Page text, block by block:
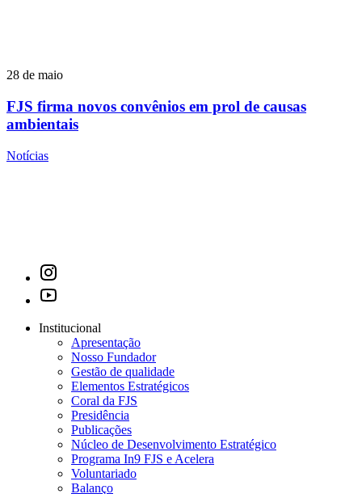
28 de maio
FJS firma novos convênios em prol de causas
ambientais
Notícias
Institucional
Apresentação
Nosso Fundador
Gestão de qualidade
Elementos Estratégicos
Coral da FJS
Presidência
Publicações
Núcleo de Desenvolvimento Estratégico
Programa In9 FJS e Acelera
Voluntariado
Balanço